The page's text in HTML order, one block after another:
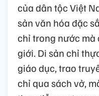
của dân tộc Việt
sản văn hóa đặc
chỉ trong nước mà
giới. Di sản chỉ
giáo dục, trao
chỉ qua sách vở,